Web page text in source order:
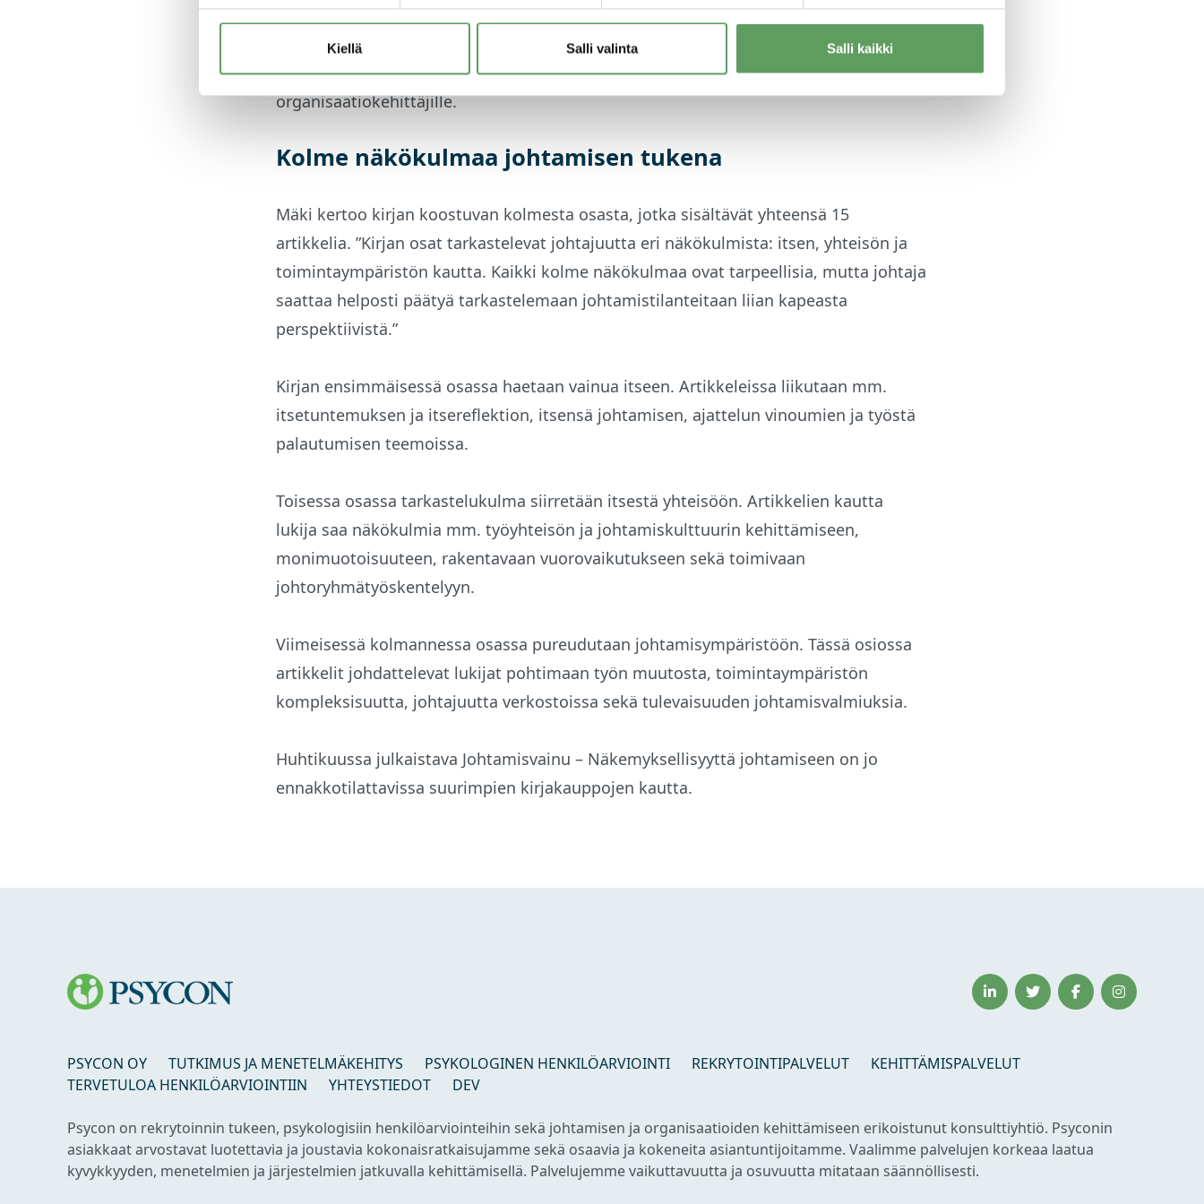
Kiellä Salli valinta Salli kaikki
vaikuttavia toimenpiteitä tulosten aikaansaamiseksi. Kirjan artikkelit tuovat esille
johtamistutkimuksen ajantasaista tutkimustietoa, kokemusperustaista ymmärrystä,
kiinnostavia esimerkkejä sekä käytännön työkaluja johtajille, lähijohdolle ja
organisaatiokehittäjille.
Kolme näkökulmaa johtamisen tukena
Mäki kertoo kirjan koostuvan kolmesta osasta, jotka sisältävät yhteensä 15
artikkelia. ”Kirjan osat tarkastelevat johtajuutta eri näkökulmista: itsen, yhteisön ja
toimintaympäristön kautta. Kaikki kolme näkökulmaa ovat tarpeellisia, mutta johtaja
saattaa helposti päätyä tarkastelemaan johtamistilanteitaan liian kapeasta
perspektiivistä.”
Kirjan ensimmäisessä osassa haetaan vainua itseen. Artikkeleissa liikutaan mm.
itsetuntemuksen ja itsereflektion, itsensä johtamisen, ajattelun vinoumien ja työstä
palautumisen teemoissa.
Toisessa osassa tarkastelukulma siirretään itsestä yhteisöön. Artikkelien kautta
lukija saa näkökulmia mm. työyhteisön ja johtamiskulttuurin kehittämiseen,
monimuotoisuuteen, rakentavaan vuorovaikutukseen sekä toimivaan
johtoryhmätyöskentelyyn.
Viimeisessä kolmannessa osassa pureudutaan johtamisympäristöön. Tässä osiossa
artikkelit johdattelevat lukijat pohtimaan työn muutosta, toimintaympäristön
kompleksisuutta, johtajuutta verkostoissa sekä tulevaisuuden johtamisvalmiuksia.
Huhtikuussa julkaistava Johtamisvainu – Näkemyksellisyyttä johtamiseen on jo
ennakkotilattavissa suurimpien kirjakauppojen kautta.
PSYCON OY TUTKIMUS JA MENETELMÄKEHITYS PSYKOLOGINEN HENKILÖARVIOINTI REKRYTOINTIPALVELUT
KEHITTÄMISPALVELUT
TERVETULOA HENKILÖARVIOINTIIN
YHTEYSTIEDOT DEV
Psycon on rekrytoinnin tukeen, psykologisiin henkilöarviointeihin sekä johtamisen ja organisaatioiden kehittämiseen erikoistunut konsulttiyhtiö. Psyconin
asiakkaat arvostavat luotettavia ja joustavia kokonaisratkaisujamme sekä osaavia ja kokeneita asiantuntijoitamme. Vaalimme palvelujen korkeaa laatua
kyvykkyyden, menetelmien ja järjestelmien jatkuvalla kehittämisellä. Palvelujemme vaikuttavuutta ja osuvuutta mitataan säännöllisesti.